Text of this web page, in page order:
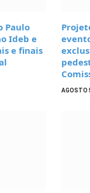
Paulo
Ideb e
e finais
AGOSTO